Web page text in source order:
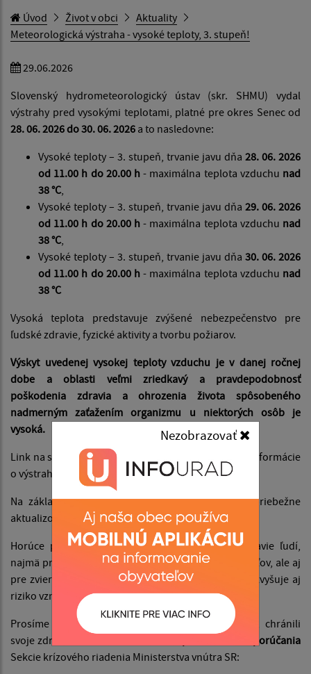
Nezobrazovať
Úvod Život v obci
Aktuality
Meteorologická výstraha - vysoké teploty, 3. stupeň!
29.06.2026
Slovenský hydrometeorologický ústav (skr. SHMU) vydal
výstrahy pred vysokými teplotami, platné pre okres Senec od
28. 06. 2026 do 30. 06. 2026 a to nasledovne:
Vysoké teploty – 3. stupeň, trvanie javu dňa 28. 06. 2026
od 11.00 h do 20.00 h - maximálna teplota vzduchu nad
38 °C
Vysoké teploty – 3. stupeň, trvanie javu dňa 29. 06. 2026
od 11.00 h do 20.00 h - maximálna teplota vzduchu nad
38 °C
Vysoké teploty – 3. stupeň, trvanie javu dňa 30. 06. 2026
od 11.00 h do 20.00 h - maximálna teplota vzduchu nad
38 °C
Vysoká teplota predstavuje zvýšené nebezpečenstvo pre
ľudské zdravie, fyzické aktivity a tvorbu požiarov.
Výskyt uvedenej vysokej teploty vzduchu je v danej ročnej
dobe a oblasti veľmi zriedkavý a pravdepodobnosť
poškodenia zdravia a ohrozenia života spôsobeného
nadmerným zaťažením organizmu u niektorých osôb je
vysoká.
Link na stránku SHMU, kde sú zverejnené aktuálne informácie
o výstrahách:
www.shmu.sk - výstrahy
.
Na základe vývoja počasia môžu byť informácie priebežne
aktualizované.
Horúce počasie môže predstavovať záťaž pre zdravie ľudí,
najmä pre deti, seniorov, chronicky chorých obyvateľov, ale aj
pre zvieratá. Zároveň sa v období sucha a horúčav zvyšuje aj
riziko vzniku požiarov.
Prosíme občanov, aby dbali na svoju bezpečnosť, chránili
svoje zdravie a dodržiavali
základné preventívne odporúčania
Sekcie krízového riadenia Ministerstva vnútra SR: